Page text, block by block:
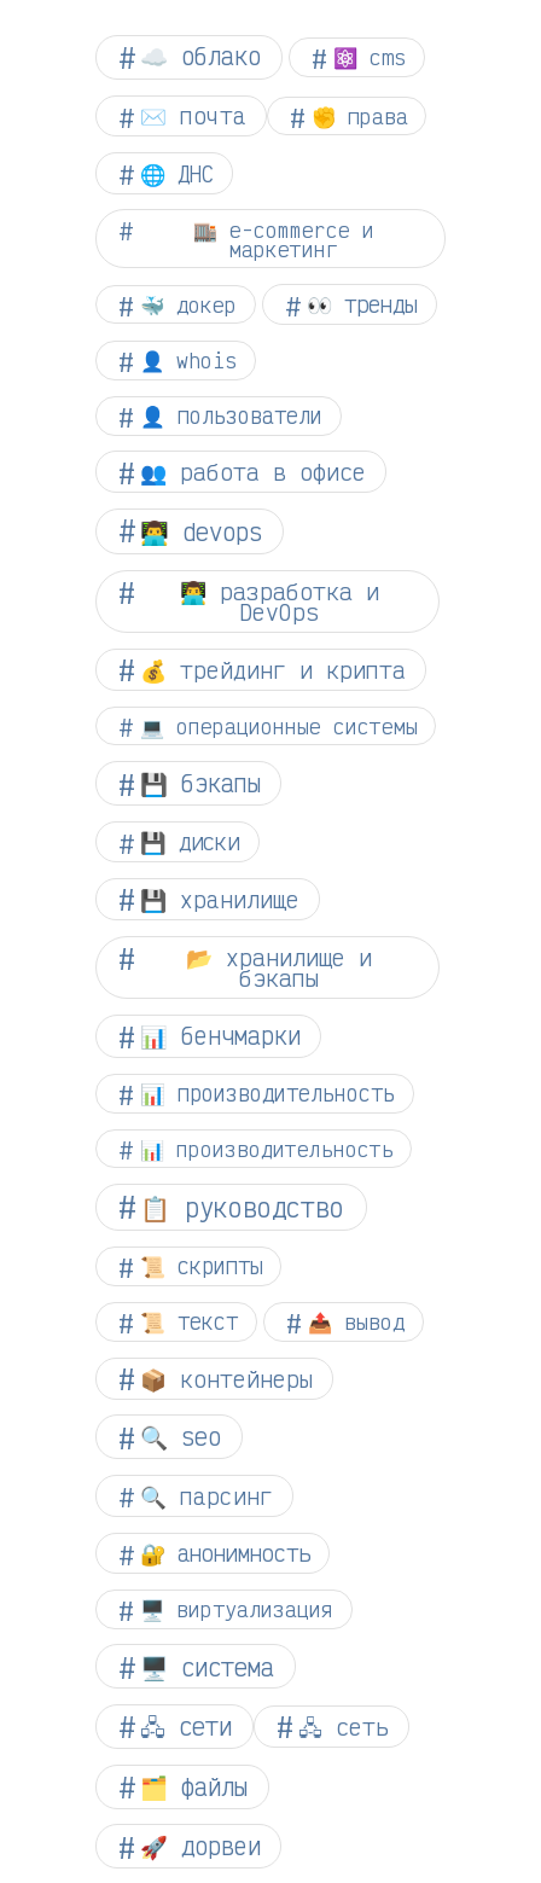
☁︎ облако ⚛ cms
✉️ почта ✊ права
🌐 ДНС
🏬 e-commerce и
маркетинг
🐳 докер 👀 тренды
👤 whois
👤 пользователи
👥 работа в офисе
👨‍💻 devops
👨‍💻 разработка и
DevOps
💰 трейдинг и крипта
💻 операционные системы
💾 бэкапы
💾 диски
💾 хранилище
📂 хранилище и
бэкапы
📊 бенчмарки
📊 производительность
📊 производительность
📋 руководство
📜 скрипты
📜 текст 📤 вывод
📦 контейнеры
🔍 seo
🔍 парсинг
🔐 анонимность
🖥️ виртуализация
🖥️ система
🖧 сети
🖧 сеть
🗂️ файлы
🚀 дорвеи